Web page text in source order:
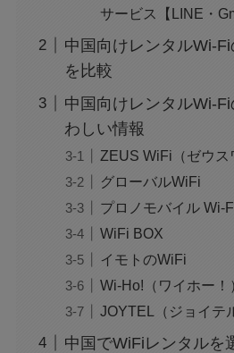
サービス【LINE・
中国向けレンタルWi-
を比較
中国向けレンタルWi-Fi
わしい情報
ZEUS WiFi（ゼウス
グローバルWiFi
プロノモバイル Wi-
WiFi BOX
イモトのWiFi
Wi‑Ho!（ワイホー！
JOYTEL（ジョイテ
中国でWiFiレンタルを